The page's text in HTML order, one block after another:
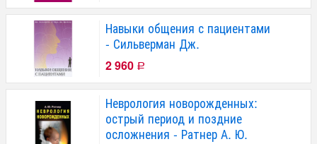
Навыки общения с пациентами
- Сильверман Дж.
2 960 Р
Неврология новорожденных:
острый период и поздние
осложнения - Ратнер А. Ю.